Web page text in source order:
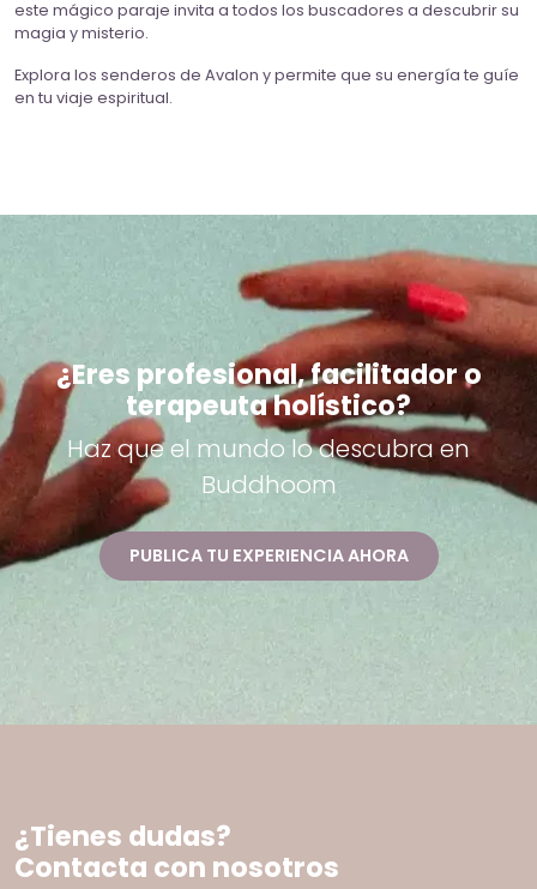
este mágico paraje invita a todos los buscadores a descubrir su
magia y misterio.
Explora los senderos de Avalon y permite que su energía te guíe
en tu viaje espiritual.
¿Eres profesional, facilitador o
terapeuta holístico?
Haz que el mundo lo descubra en
Buddhoom
PUBLICA TU EXPERIENCIA AHORA
¿Tienes dudas?
Contacta con nosotros